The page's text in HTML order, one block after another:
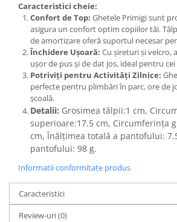
Caracteristici cheie:
Confort de Top: Ghetele Primigi sunt
asigura un confort optim copiilor tăi.
de amortizare oferă suportul necesar
Închidere Ușoară: Cu șireturi și velcro,
ușor de pus și de dat jos, ideal pentru
Potriviți pentru Activități Zilnice:
perfecte pentru plimbări în parc, ore de
școală.
Detalii: Grosimea tălpii:1 cm,
superioare:17.5 cm, Circumferința
cm, Înălțimea totală a pantofului:
pantofului: 98 g.
Informatii conformitate produs
Caracteristici
Review-uri(0)